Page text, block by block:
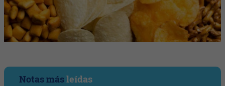
Notas másleídas